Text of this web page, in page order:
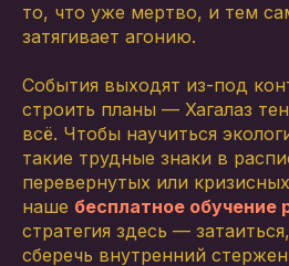
то, что уже мертво, и тем
затягивает агонию.
События выходят из-под
строить планы — Хагалаз
всё. Чтобы научиться
такие трудные знаки в
перевернутых или
наше бесплатное обучение
стратегия здесь —
сберечь внутренний